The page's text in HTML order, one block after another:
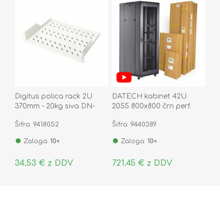
Digitus polica rack 2U
370mm - 20kg siva DN-
Šifra: 9418052
Zaloga: 10+
34,53 € z DDV
DATECH kabinet 42U
2055 800x800 črn perf.
DT3.8842.9001
Šifra: 9440389
Zaloga: 10+
721,45 € z DDV